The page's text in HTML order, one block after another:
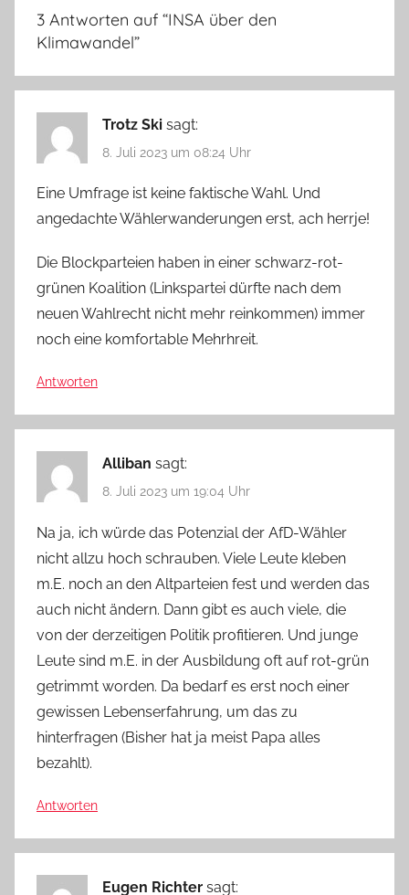
3 Antworten auf “INSA über den
Klimawandel”
Trotz Ski sagt:
8. Juli 2023 um 08:24 Uhr
Eine Umfrage ist keine faktische Wahl. Und
angedachte Wählerwanderungen erst, ach herrje!
Die Blockparteien haben in einer schwarz-rot-
grünen Koalition (Linkspartei dürfte nach dem
neuen Wahlrecht nicht mehr reinkommen) immer
noch eine komfortable Mehrhreit.
Antworten
Alliban sagt:
8. Juli 2023 um 19:04 Uhr
Na ja, ich würde das Potenzial der AfD-Wähler
nicht allzu hoch schrauben. Viele Leute kleben
m.E. noch an den Altparteien fest und werden das
auch nicht ändern. Dann gibt es auch viele, die
von der derzeitigen Politik profitieren. Und junge
Leute sind m.E. in der Ausbildung oft auf rot-grün
getrimmt worden. Da bedarf es erst noch einer
gewissen Lebenserfahrung, um das zu
hinterfragen (Bisher hat ja meist Papa alles
bezahlt).
Antworten
Eugen Richter sagt: